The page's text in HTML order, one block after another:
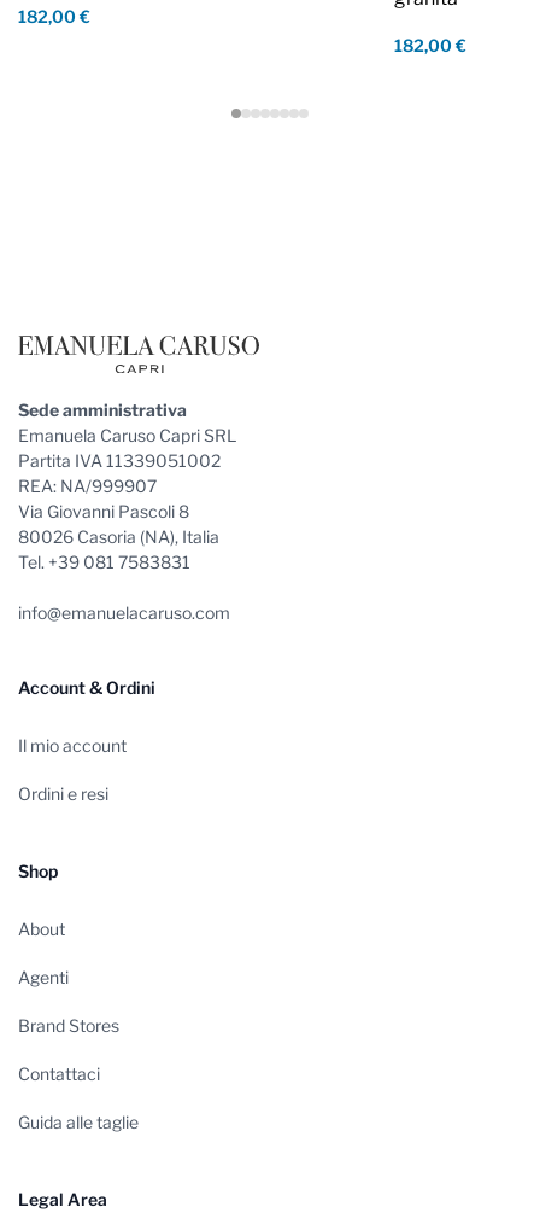
182,00 €
182,00 €
Sede amministrativa
Emanuela Caruso Capri SRL
Partita IVA 11339051002
REA: NA/999907
Via Giovanni Pascoli 8
80026 Casoria (NA), Italia
Tel. +39 081 7583831
info@emanuelacaruso.com
Account & Ordini
Il mio account
Ordini e resi
Shop
About
Agenti
Brand Stores
Contattaci
Guida alle taglie
Legal Area